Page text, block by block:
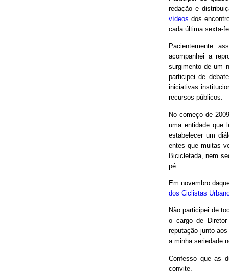
redação e
vídeos dos
cada última sexta-
Pacientemente
acompanhei a
surgimento de um
participei de
iniciativas
recursos públicos.
No começo de
uma entidade que
estabelecer um
entes que muitas
Bicicletada, nem
pé.
Em novembro
dos Ciclistas
Não participei de
o cargo de
reputação junto
a minha seriedade
Confesso que as
convite.